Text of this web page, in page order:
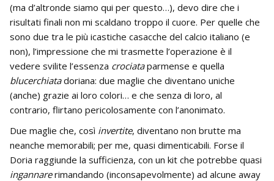
(ma d’altronde siamo qui per questo…), devo dire che i
risultati finali non mi scaldano troppo il cuore. Per quelle che
sono due tra le più icastiche casacche del calcio italiano (e
non), l’impressione che mi trasmette l’operazione è il
vedere svilite l’essenza crociataparmense e quella
blucerchiatadoriana: due maglie che diventano uniche
(anche) grazie ai loro colori… e che senza di loro, al
contrario, flirtano pericolosamente con l’anonimato.
Due maglie che, così invertite, diventano non brutte ma
neanche memorabili; per me, quasi dimenticabili. Forse il
Doria raggiunde la sufficienza, con un kit che potrebbe quasi
ingannarerimandando (inconsapevolmente) ad alcune away